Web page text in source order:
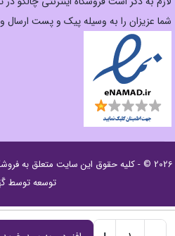
شما عزیزان را به وسیله پیک و پست ارسال
2026 © - کلیه حقوق این سایت متعلق به
توسعه توسط